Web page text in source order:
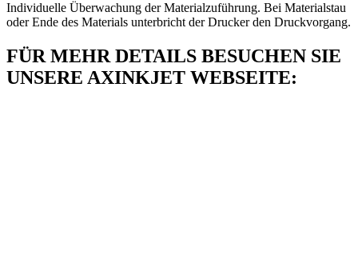
Individuelle Überwachung der Materialzuführung. Bei Materialstau
oder Ende des Materials unterbricht der Drucker den Druckvorgang.
FÜR MEHR DETAILS BESUCHEN SIE
UNSERE AXINKJET WEBSEITE: